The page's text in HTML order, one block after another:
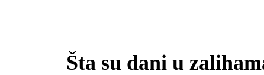
Šta su dani u